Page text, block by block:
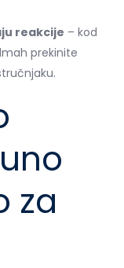
reakcije – kod
prekinite
za